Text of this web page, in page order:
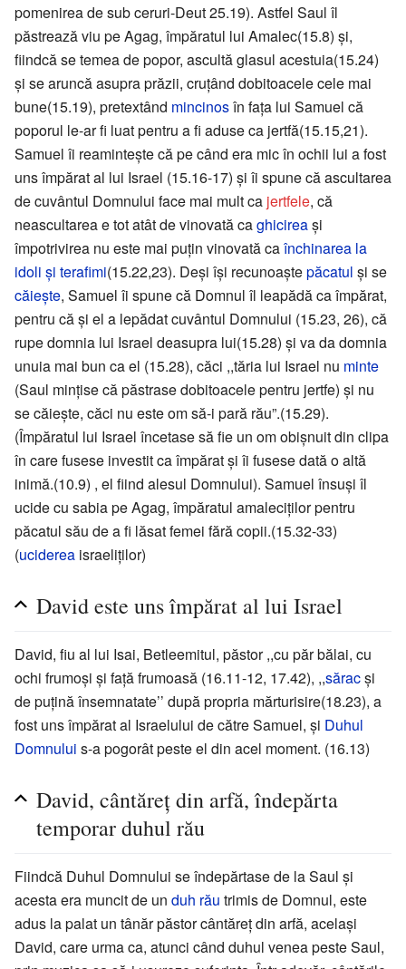
pomenirea de sub ceruri-Deut 25.19). Astfel Saul îl
păstrează viu pe Agag, împăratul lui Amalec(15.8) şi,
fiindcă se temea de popor, ascultă glasul acestuia(15.24)
şi se aruncă asupra prăzii, cruţând dobitoacele cele mai
bune(15.19), pretextând mincinosîn faţa lui Samuel că
poporul le-ar fi luat pentru a fi aduse ca jertfă(15.15,21).
Samuel îi reaminteşte că pe când era mic în ochii lui a fost
uns împărat al lui Israel (15.16-17) şi îi spune că ascultarea
de cuvântul Domnului face mai mult ca jertfele, că
neascultarea e tot atât de vinovată caghicireaşi
împotrivirea nu este mai puţin vinovată caînchinarea la
idoli şi terafimi(15.22,23). Deşi îşi recunoaştepăcatul şi se
căieşte, Samuel îi spune că Domnul îl leapădă ca împărat,
pentru că şi el a lepădat cuvântul Domnului (15.23, 26), că
rupe domnia lui Israel deasupra lui(15.28) şi va da domnia
unuia mai bun ca el (15.28), căci ,,tăria lui Israel nu minte
(Saul minţise că păstrase dobitoacele pentru jertfe) şi nu
se căieşte, căci nu este om să-i pară rău”.(15.29).
(Împăratul lui Israel încetase să fie un om obişnuit din clipa
în care fusese investit ca împărat şi îi fusese dată o altă
inimă.(10.9) , el fiind alesul Domnului). Samuel însuşi îl
ucide cu sabia pe Agag, împăratul amaleciţilor pentru
păcatul său de a fi lăsat femei fără copii.(15.32-33)
(uciderea israeliţilor)
David este uns împărat al lui Israel
David, fiu al lui Isai, Betleemitul, păstor ,,cu păr bălai, cu
ochi frumoşi şi faţă frumoasă (16.11-12, 17.42), ,,săracşi
de puţină însemnatate’’ după propria mărturisire(18.23), a
fost uns împărat al Israelului de către Samuel, şi Duhul
Domnului s-a pogorât peste el din acel moment. (16.13)
David, cântăreţ din arfă, îndepărta
temporar duhul rău
Fiindcă Duhul Domnului se îndepărtase de la Saul şi
acesta era muncit de un duh rău trimis de Domnul, este
adus la palat un tânăr păstor cântăreţ din arfă, acelaşi
David, care urma ca, atunci când duhul venea peste Saul,